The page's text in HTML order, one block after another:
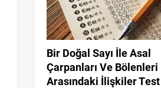
Bir Doğal Sayı İle Asal
Çarpanları Ve Bölenleri
Arasındaki İlişkiler Test